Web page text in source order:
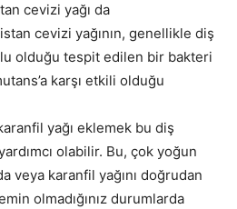
cevizi yağı da
cevizi yağının, genellikle diş
olduğu tespit edilen bir bakteri
karşı etkili olduğu
yağı eklemek bu diş
olabilir. Bu, çok yoğun
veya karanfil yağını doğrudan
olmadığınız durumlarda